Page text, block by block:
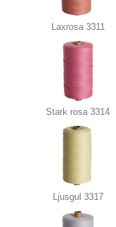
Laxrosa 3311
Stark rosa 3314
Ljusgul 3317